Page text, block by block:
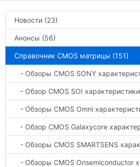
Новости (23)
Анонсы (56)
Справочник CMOS матрицы (151)
- Обзоры CMOS SONY
- Обзор CMOS SOI
- Обзоры CMOS Omni
- Обзор CMOS Galaxycore
- Обзоры CMOS SMARTSENS
- Обзоры CMOS Onsemiconductor